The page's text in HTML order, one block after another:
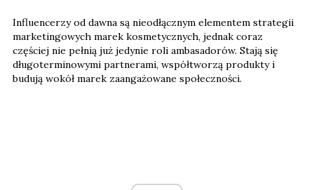
Influencerzy od dawna są nieodłącznym elementem strategii
marketingowych marek kosmetycznych, jednak coraz
częściej nie pełnią już jedynie roli ambasadorów. Stają się
długoterminowymi partnerami, współtworzą produkty i
budują wokół marek zaangażowane społeczności.